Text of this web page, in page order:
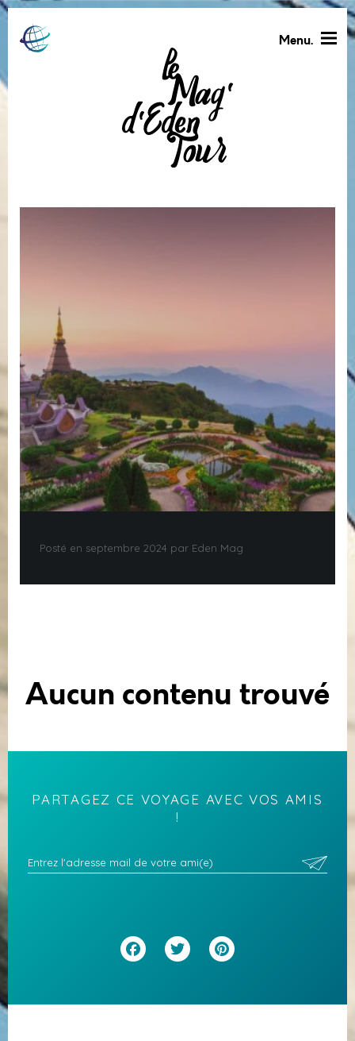
Menu.
Posté en septembre 2024 par Eden Mag
Aucun contenu trouvé
PARTAGEZ CE VOYAGE AVEC VOS AMIS
!
Facebook
Twitter